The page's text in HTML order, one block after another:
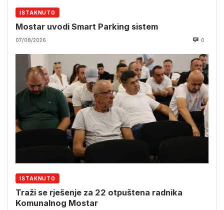
ISTAKNUTO
Mostar uvodi Smart Parking sistem
07/08/2026 0
ISTAKNUTO
Traži se rješenje za 22 otpuštena radnika
Komunalnog Mostar